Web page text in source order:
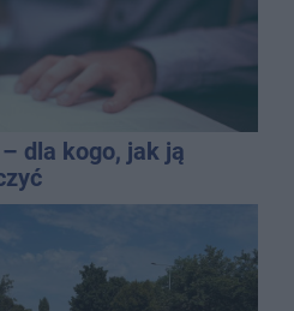
dla kogo, jak ją